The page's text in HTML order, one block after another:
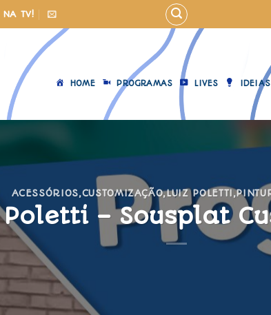
TV!
HOME PROGRAMAS LIVES IDEIAS
ACESSÓRIOS,CUSTOMIZAÇÃO,LUIZ POLETTI,
Poletti – Sousplat